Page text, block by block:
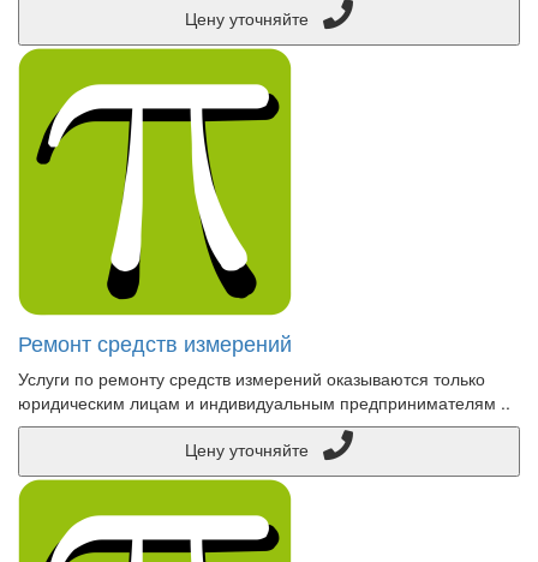
Ремонт средств измерений
Услуги по ремонту средств измерений оказываются только
юридическим лицам и индивидуальным предпринимателям ..